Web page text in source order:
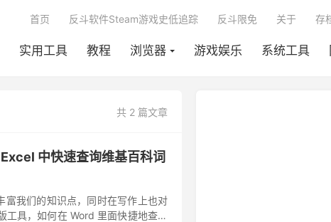
实用工具 教程 浏览器 游戏娱乐 系统工具
首页 反斗软件Steam游戏史低追踪 反斗限免 关于 存
共 2 篇文章
中快速查询维基百科词
我们的知识点，同时在写作上也对
具，如何在 Word 里面快捷地查询